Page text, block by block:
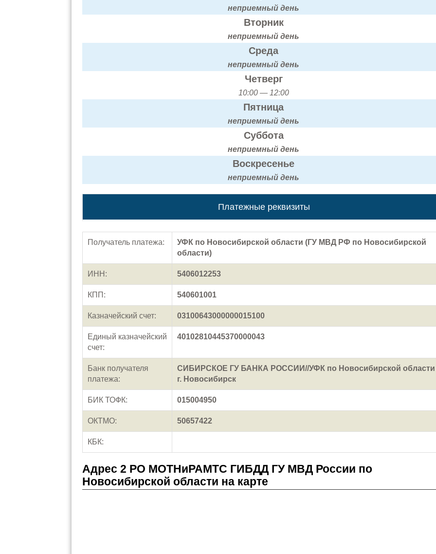
неприемный день
Вторник
неприемный день
Среда
неприемный день
Четверг
10:00 — 12:00
Пятница
неприемный день
Суббота
неприемный день
Воскресенье
неприемный день
Платежные реквизиты
Получатель платежа:
УФК по Новосибирской области (ГУ МВД РФ по Новосибирской
области)
ИНН: 5406012253
КПП: 540601001
Казначейский счет: 03100643000000015100
Единый казначейский
счет:
40102810445370000043
Банк получателя
платежа:
СИБИРСКОЕ ГУ БАНКА РОССИИ//УФК по Новосибирской области
г. Новосибирск
БИК ТОФК: 015004950
ОКТМО: 50657422
КБК:
Адрес 2 РО МОТНиРАМТС ГИБДД ГУ МВД России по
Новосибирской области на карте